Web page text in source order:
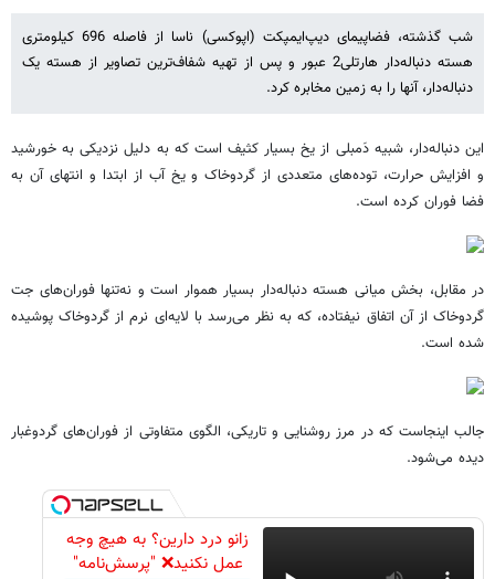
شب گذشته، فضاپیمای دیپ‌ایمپکت (اپوکسی) ناسا از فاصله 696 کیلومتری
هسته دنباله‌دار هارتلی2 عبور و پس از تهیه شفاف‌ترین تصاویر از هسته یک
دنباله‌دار، آنها را به زمین مخابره کرد.
این دنباله‌دار، شبیه دَمبلی از یخ بسیار کثیف است که به دلیل نزدیکی به خورشید
و افزایش حرارت، توده‌های متعددی از گردوخاک و یخ آب از ابتدا و انتهای آن به
فضا فوران کرده است.
در مقابل، بخش میانی هسته دنباله‌دار بسیار هموار است و نه‌تنها فوران‌های جت
گردوخاک از آن اتفاق نیفتاده، که به نظر می‌رسد با لایه‌ای نرم از گردوخاک پوشیده
شده است.
جالب اینجاست که در مرز روشنایی و تاریکی، الگوی متفاوتی از فوران‌های گردوغبار
دیده می‌شود.
زانو درد دارین؟ به هیچ وجه
عمل نکنید❌ "پرسش‌نامه"